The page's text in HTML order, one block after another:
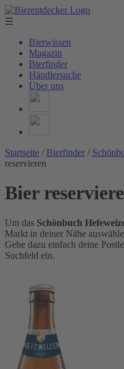
☰
Bierwissen
Magazin
Bierfinder
Händlersuche
Über uns
Startseite / Bierfinder /
reservieren
Bier
Um das Schönbuch
Markt in deiner Nähe
Gebe dazu einfach deine
Suchfeld ein.